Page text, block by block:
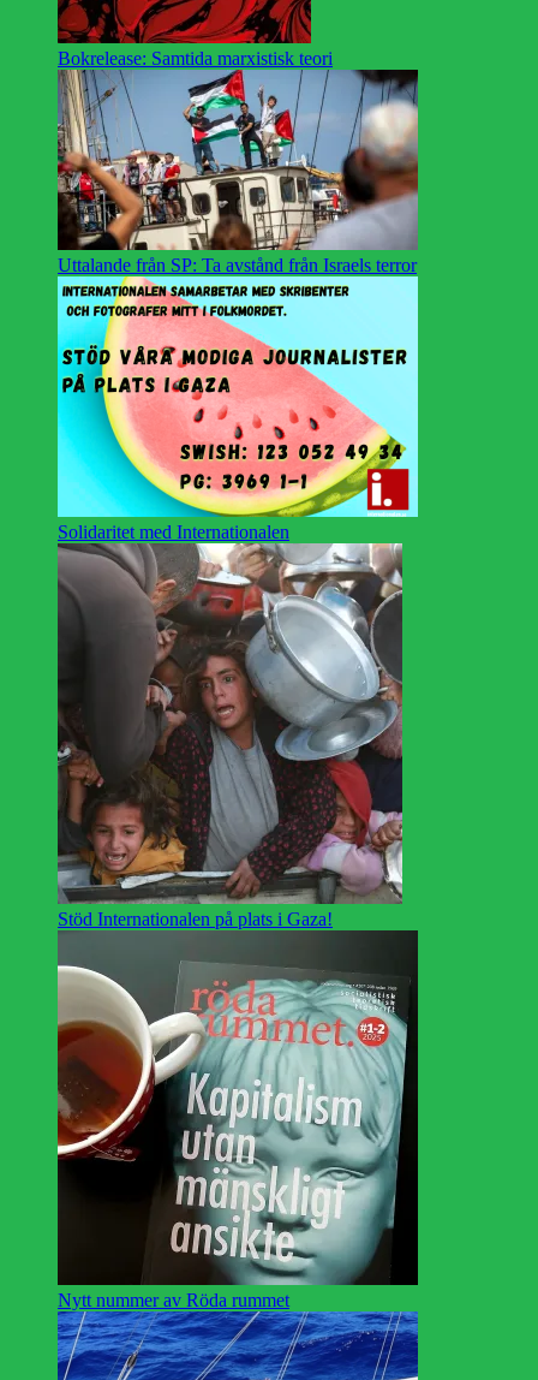
Bokrelease: Samtida marxistisk teori
Uttalande från SP: Ta avstånd från Israels terror
Solidaritet med Internationalen
Stöd Internationalen på plats i Gaza!
Nytt nummer av Röda rummet